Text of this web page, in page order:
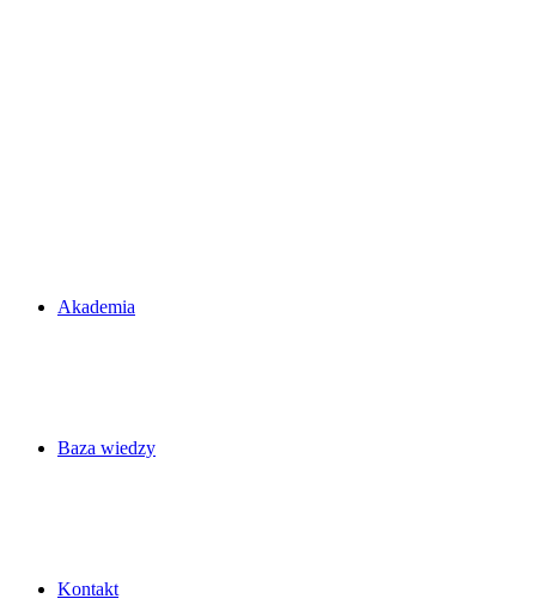
Akademia
Baza wiedzy
Kontakt